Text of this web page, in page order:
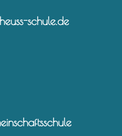
schule.de